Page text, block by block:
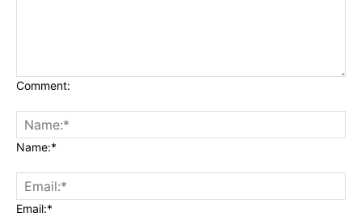
Comment:
Name:*
Email:*